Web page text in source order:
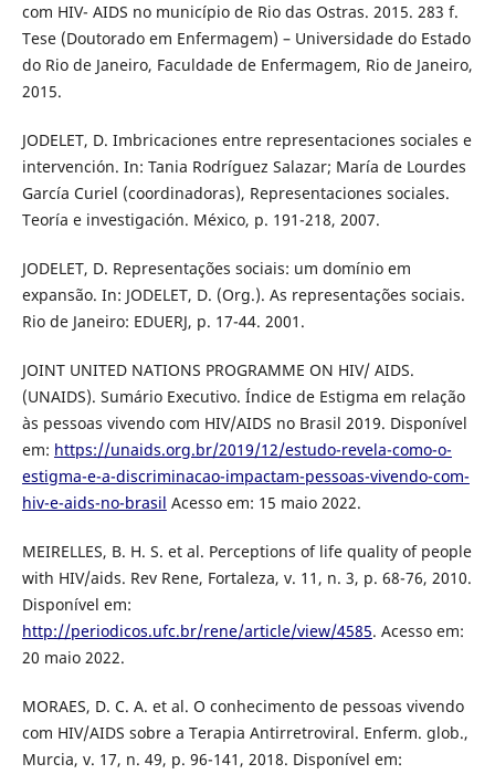
com HIV- AIDS no município de Rio das Ostras. 2015. 283 f.
Tese (Doutorado em Enfermagem) – Universidade do Estado
do Rio de Janeiro, Faculdade de Enfermagem, Rio de Janeiro,
2015.
JODELET, D. Imbricaciones entre representaciones sociales e
intervención. In: Tania Rodríguez Salazar; María de Lourdes
García Curiel (coordinadoras), Representaciones sociales.
Teoría e investigación. México, p. 191-218, 2007.
JODELET, D. Representações sociais: um domínio em
expansão. In: JODELET, D. (Org.). As representações sociais.
Rio de Janeiro: EDUERJ, p. 17-44. 2001.
JOINT UNITED NATIONS PROGRAMME ON HIV/ AIDS.
(UNAIDS). Sumário Executivo. Índice de Estigma em relação
às pessoas vivendo com HIV/AIDS no Brasil 2019. Disponível
em: https://unaids.org.br/2019/12/estudo-revela-como-o-
estigma-e-a-discriminacao-impactam-pessoas-vivendo-com-
hiv-e-aids-no-brasil Acesso em: 15 maio 2022.
MEIRELLES, B. H. S. et al. Perceptions of life quality of people
with HIV/aids. Rev Rene, Fortaleza, v. 11, n. 3, p. 68-76, 2010.
Disponível em:
http://periodicos.ufc.br/rene/article/view/4585. Acesso em:
20 maio 2022.
MORAES, D. C. A. et al. O conhecimento de pessoas vivendo
com HIV/AIDS sobre a Terapia Antirretroviral. Enferm. glob.,
Murcia, v. 17, n. 49, p. 96-141, 2018. Disponível em: